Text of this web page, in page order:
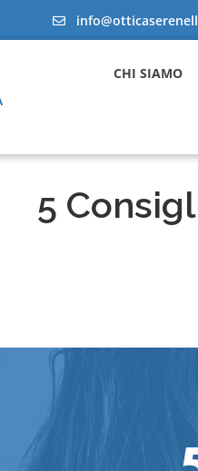
CHI SIAMO
5